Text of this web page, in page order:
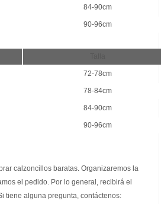
84-90cm
90-96cm
72-78cm
78-84cm
84-90cm
90-96cm
calzoncillos baratas . Organizaremos la
el pedido. Por lo general, recibirá el
tiene alguna pregunta, contáctenos: